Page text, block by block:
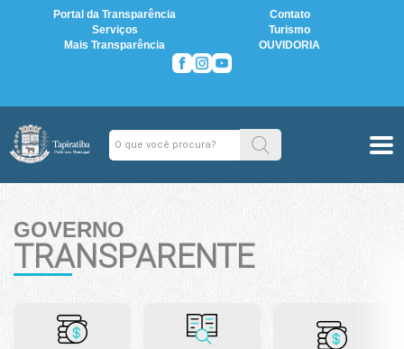
Portal da Transparência
Contato
Serviços
Turismo
Mais Transparência
OUVIDORIA
GOVERNO
TRANSPARENTE